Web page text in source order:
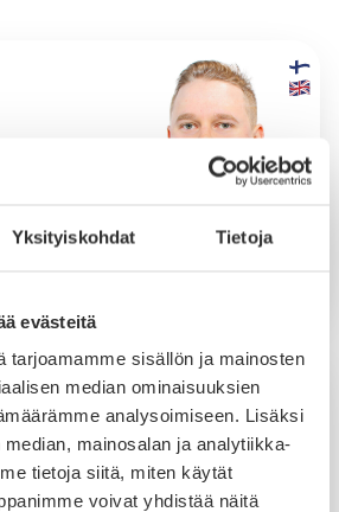
Yksityiskohdat Tietoja
evästeitä
tarjoamamme sisällön ja mainosten
median ominaisuuksien
analysoimiseen. Lisäksi
mainosalan ja analytiikka-
tietoja siitä, miten käytät
voivat yhdistää näitä